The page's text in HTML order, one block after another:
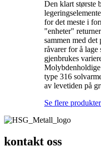
Den klart største
for det meste i
"enheter"
sammen med
råvarer for å lage
gjenbrukes
type 316
av levetiden på
Se flere produkter
kontakt oss